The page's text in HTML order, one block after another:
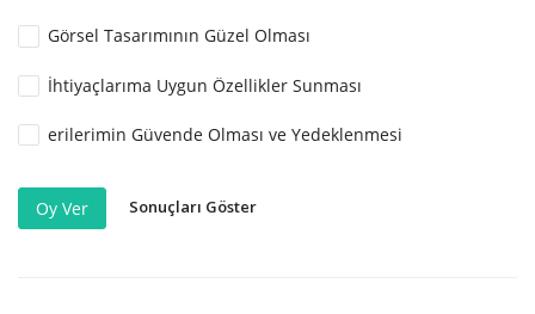
Görsel Tasarımının Güzel Olması
İhtiyaçlarıma Uygun Özellikler Sunması
erilerimin Güvende Olması ve Yedeklenmesi
Oy Ver Sonuçları Göster